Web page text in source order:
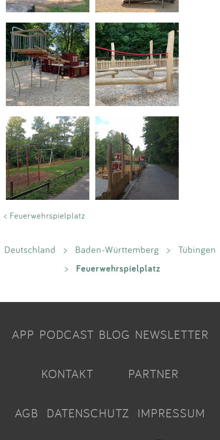
< Feuerwehrspielplatz
Deutschland > Baden-Württemberg >
Tübingen
>
Feuerwehrspielplatz
APP PODCAST BLOG NEWSLETTER
KONTAKT PARTNER
AGB DATENSCHUTZ IMPRESSUM